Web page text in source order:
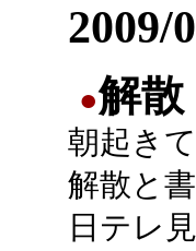
2009/
●解散
朝起き
解散と
日テレ